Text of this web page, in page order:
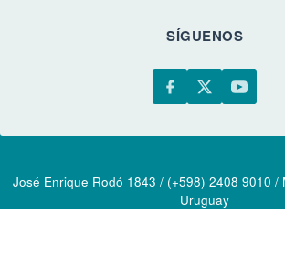
SÍGUENOS
José Enrique Rodó 1843 / (+598) 2408 9010 /
Uruguay